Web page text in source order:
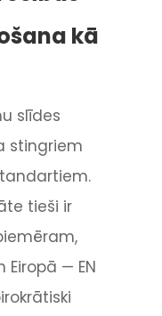
kā
slīdes
stingriem
tieši ir
Eiropā — EN